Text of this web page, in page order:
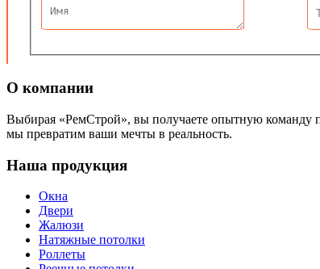
О компании
Выбирая «РемСтрой», вы получаете опытную команду
мы превратим ваши мечты в реальность.
Наша продукция
Окна
Двери
Жалюзи
Натяжные потолки
Роллеты